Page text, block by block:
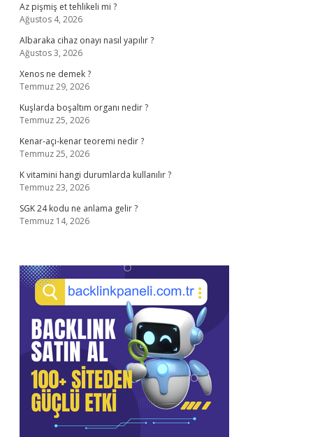
Az pişmiş et tehlikeli mi ?
Ağustos 4, 2026
Albaraka cihaz onayı nasıl yapılır ?
Ağustos 3, 2026
Xenos ne demek ?
Temmuz 29, 2026
Kuşlarda boşaltım organı nedir ?
Temmuz 25, 2026
Kenar-açı-kenar teoremi nedir ?
Temmuz 25, 2026
K vitamini hangi durumlarda kullanılır ?
Temmuz 23, 2026
SGK 24 kodu ne anlama gelir ?
Temmuz 14, 2026